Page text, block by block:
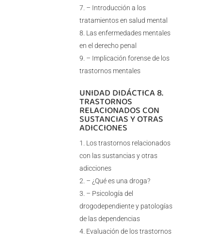
– Introducción a los
tratamientos en salud mental
Las enfermedades mentales
en el derecho penal
– Implicación forense de los
trastornos mentales
UNIDAD DIDÁCTICA 8.
TRASTORNOS
RELACIONADOS CON
SUSTANCIAS Y OTRAS
ADICCIONES
Los trastornos relacionados
con las sustancias y otras
adicciones
– ¿Qué es una droga?
– Psicología del
drogodependiente y patologías
de las dependencias
Evaluación de los trastornos